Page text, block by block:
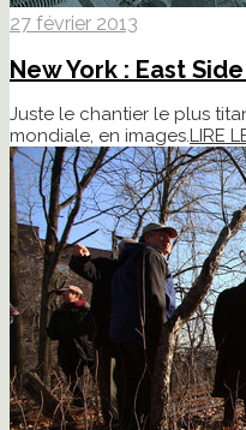
27 février 2013
New York : East
Juste le chantier le plus
mondiale, en images.LIRE